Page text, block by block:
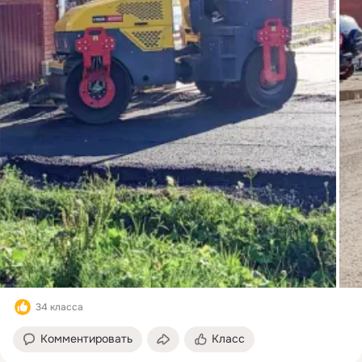
34 класса
Комментировать Класс